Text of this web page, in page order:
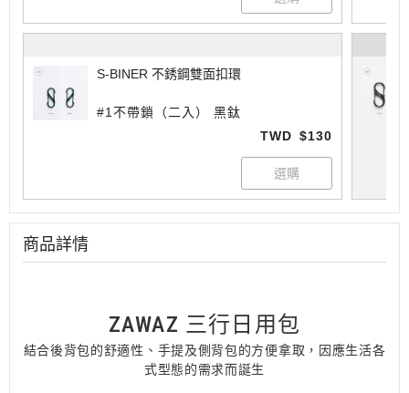
S-BINER 不銹鋼雙面扣環
#1不帶鎖（二入） 黑鈦
TWD $130
商品詳情
ZAWAZ 三行日用包
結合後背包的舒適性、手提及側背包的方便拿取，因應生活各
式型態的需求而誕生